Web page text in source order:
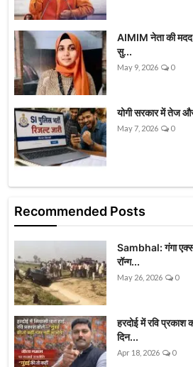
AIMIM नेता की मदद
सु...
May 9, 2026 0
योगी सरकार में तेज और
May 7, 2026 0
Recommended Posts
Sambhal: गंगा
रॉन्ग...
May 26, 2026 0
हरदोई में रवि प्रकाश
दिन...
Apr 18, 2026 0